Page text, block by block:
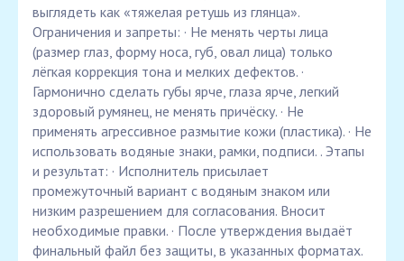
выглядеть как «тяжелая ретушь из глянца».
Ограничения и запреты: · Не менять черты лица
(размер глаз, форму носа, губ, овал лица) только
лёгкая коррекция тона и мелких дефектов. ·
Гармонично сделать губы ярче, глаза ярче, легкий
здоровый румянец, не менять причёску. · Не
применять агрессивное размытие кожи (пластика). · Не
использовать водяные знаки, рамки, подписи. . Этапы
и результат: · Исполнитель присылает
промежуточный вариант с водяным знаком или
низким разрешением для согласования. Вносит
необходимые правки. · После утверждения выдаёт
финальный файл без защиты, в указанных форматах.